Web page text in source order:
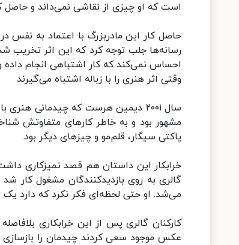
است که او چیزی از نقاشی نمی‌داند و حاصل
حاصل کار این مادربزرگ با اعتماد به نفس
رسانه‌ها جلب توجه کرد که این اثر تخریب
احساس نمی‌کند که کار اشتباهی انجام داده
وقتی اثر هنری را با زباله اشتباه می‌گیرند
سال ۲۰۰۱ دیمین هرست که چیدمانی
مشهور بود و به خاطر کارهای متفاوتش
پاکتی سیگار، قلم‌مو و چیزهای دیگر بود.
خرابکار این داستان هم قصد تمیزکاری
گالری به روی بازدیدکنندگان مشغول کار
می‌شد. او حتی لحظه‌ای فکر نکرد که دارد یک
کارکنان گالری پس از این خرابکاری
عکس موجود سعی کردند چیدمان را